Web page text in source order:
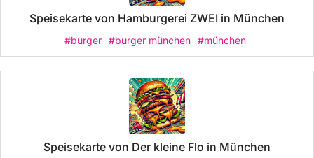
Speisekarte von Hamburgerei ZWEI in München
#burger #burger münchen #münchen
Speisekarte von Der kleine Flo in München